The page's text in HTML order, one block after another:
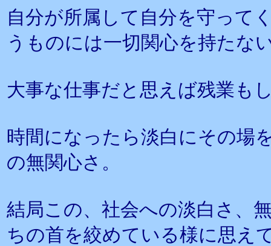
自分が所属して自分を守って
うものには一切関心を持たな
大事な仕事だと思えば残業も
時間になったら淡白にその場
の無関心さ。
結局この、社会への淡白さ、
ちの首を絞めている様に思え